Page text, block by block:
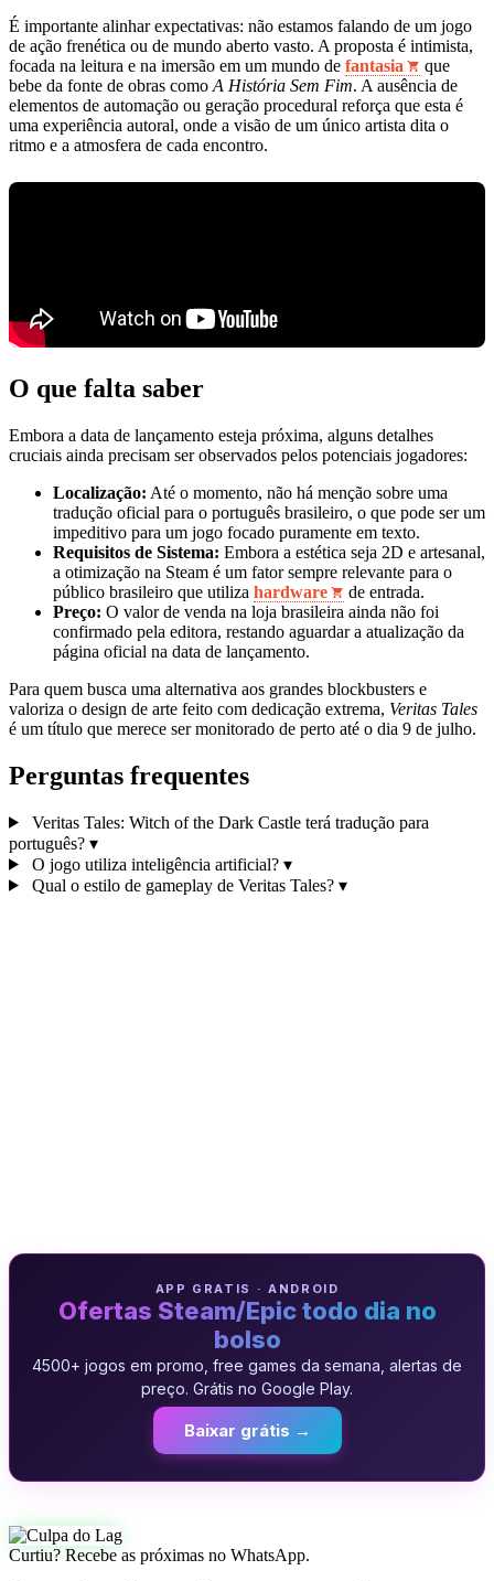
É importante alinhar expectativas: não estamos falando de um jogo
de ação frenética ou de mundo aberto vasto. A proposta é intimista,
focada na leitura e na imersão em um mundo de fantasia
que
bebe da fonte de obras como A História Sem Fim. A ausência de
elementos de automação ou geração procedural reforça que esta é
uma experiência autoral, onde a visão de um único artista dita o
ritmo e a atmosfera de cada encontro.
O que falta saber
Embora a data de lançamento esteja próxima, alguns detalhes
cruciais ainda precisam ser observados pelos potenciais jogadores:
Localização: Até o momento, não há menção sobre uma
tradução oficial para o português brasileiro, o que pode ser um
impeditivo para um jogo focado puramente em texto.
Requisitos de Sistema: Embora a estética seja 2D e artesanal,
a otimização na Steam é um fator sempre relevante para o
público brasileiro que utiliza hardware
de entrada.
Preço: O valor de venda na loja brasileira ainda não foi
confirmado pela editora, restando aguardar a atualização da
página oficial na data de lançamento.
Para quem busca uma alternativa aos grandes blockbusters e
valoriza o design de arte feito com dedicação extrema, Veritas Tales
é um título que merece ser monitorado de perto até o dia 9 de julho.
Perguntas frequentes
Veritas Tales: Witch of the Dark Castle terá tradução para
português? ▾
O jogo utiliza inteligência artificial? ▾
Qual o estilo de gameplay de Veritas Tales? ▾
APP GRATIS · ANDROID
Ofertas Steam/Epic todo dia no
bolso
4500+ jogos em promo, free games da semana, alertas de
preço. Grátis no Google Play.
Baixar grátis →
Curtiu? Recebe as próximas no WhatsApp.